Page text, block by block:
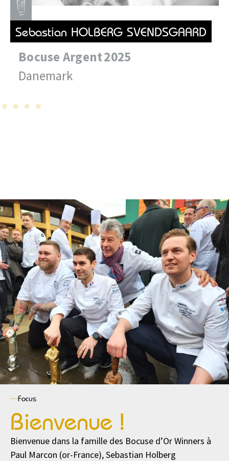
Sebastian HOLBERG SVENDSGAARD
Bocuse Argent2025
Danemark
Focus
Bienvenue !
Bienvenue dans la famille des Bocuse d’Or Winners à
Paul Marcon (or-France), Sebastian Holberg